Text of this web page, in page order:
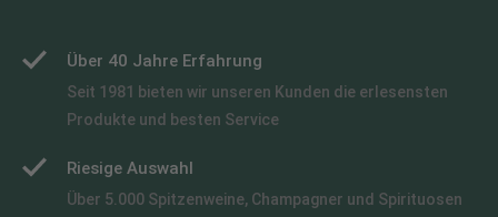
Über 40 Jahre Erfahrung
Seit 1981 bieten wir unseren Kunden die erlesensten
Produkte und besten Service
Riesige Auswahl
Über 5.000 Spitzenweine, Champagner und Spirituosen